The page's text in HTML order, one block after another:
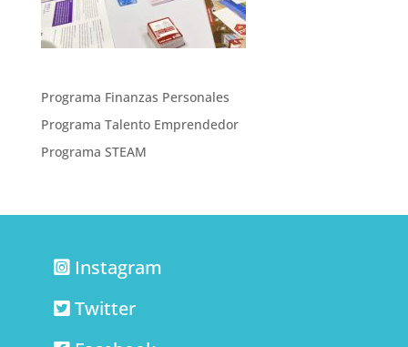
Programa Finanzas Personales
Programa Talento Emprendedor
Programa STEAM
Instagram
Twitter